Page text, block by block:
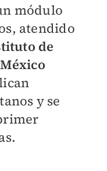
módulo
atendido
de
y se